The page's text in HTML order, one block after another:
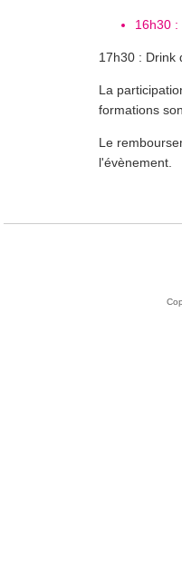
16h30 :
17h30 : Drink
La
formations
Le
l'évènement.